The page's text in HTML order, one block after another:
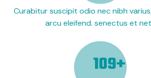
Curabitur suscipit odio nec nibh
arcu eleifend. senectus et
123+